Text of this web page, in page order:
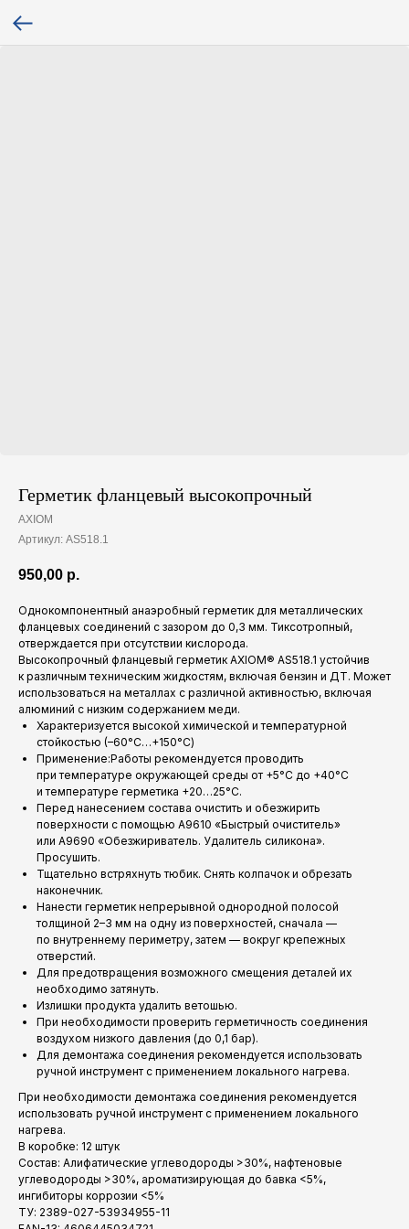
Герметик фланцевый высокопрочный
AXIOM
Артикул: AS518.1
950,00 р.
Однокомпонентный анаэробный герметик для металлических
фланцевых соединений с зазором до 0,3 мм. Тиксотропный,
отверждается при отсутствии кислорода.
Высокопрочный фланцевый герметик AXIOM® AS518.1 устойчив
к различным техническим жидкостям, включая бензин и ДТ. Может
использоваться на металлах с различной активностью, включая
алюминий с низким содержанием меди.
Характеризуется высокой химической и температурной
стойкостью (–60°C…+150°C)
Применение:Работы рекомендуется проводить
при температуре окружающей среды от +5°C до +40°C
и температуре герметика +20…25°C.
Перед нанесением состава очистить и обезжирить
поверхности с помощью A9610 «Быстрый очиститель»
или A9690 «Обезжириватель. Удалитель силикона».
Просушить.
Тщательно встряхнуть тюбик. Снять колпачок и обрезать
наконечник.
Нанести герметик непрерывной однородной полосой
толщиной 2–3 мм на одну из поверхностей, сначала —
по внутреннему периметру, затем — вокруг крепежных
отверстий.
Для предотвращения возможного смещения деталей их
необходимо затянуть.
Излишки продукта удалить ветошью.
При необходимости проверить герметичность соединения
воздухом низкого давления (до 0,1 бар).
Для демонтажа соединения рекомендуется использовать
ручной инструмент с применением локального нагрева.
При необходимости демонтажа соединения рекомендуется
использовать ручной инструмент с применением локального
нагрева.
В коробке: 12 штук
Состав: Алифатические углеводороды >30%, нафтеновые
углеводороды >30%, ароматизирующая до бавка <5%,
ингибиторы коррозии <5%
ТУ: 2389-027-53934955-11